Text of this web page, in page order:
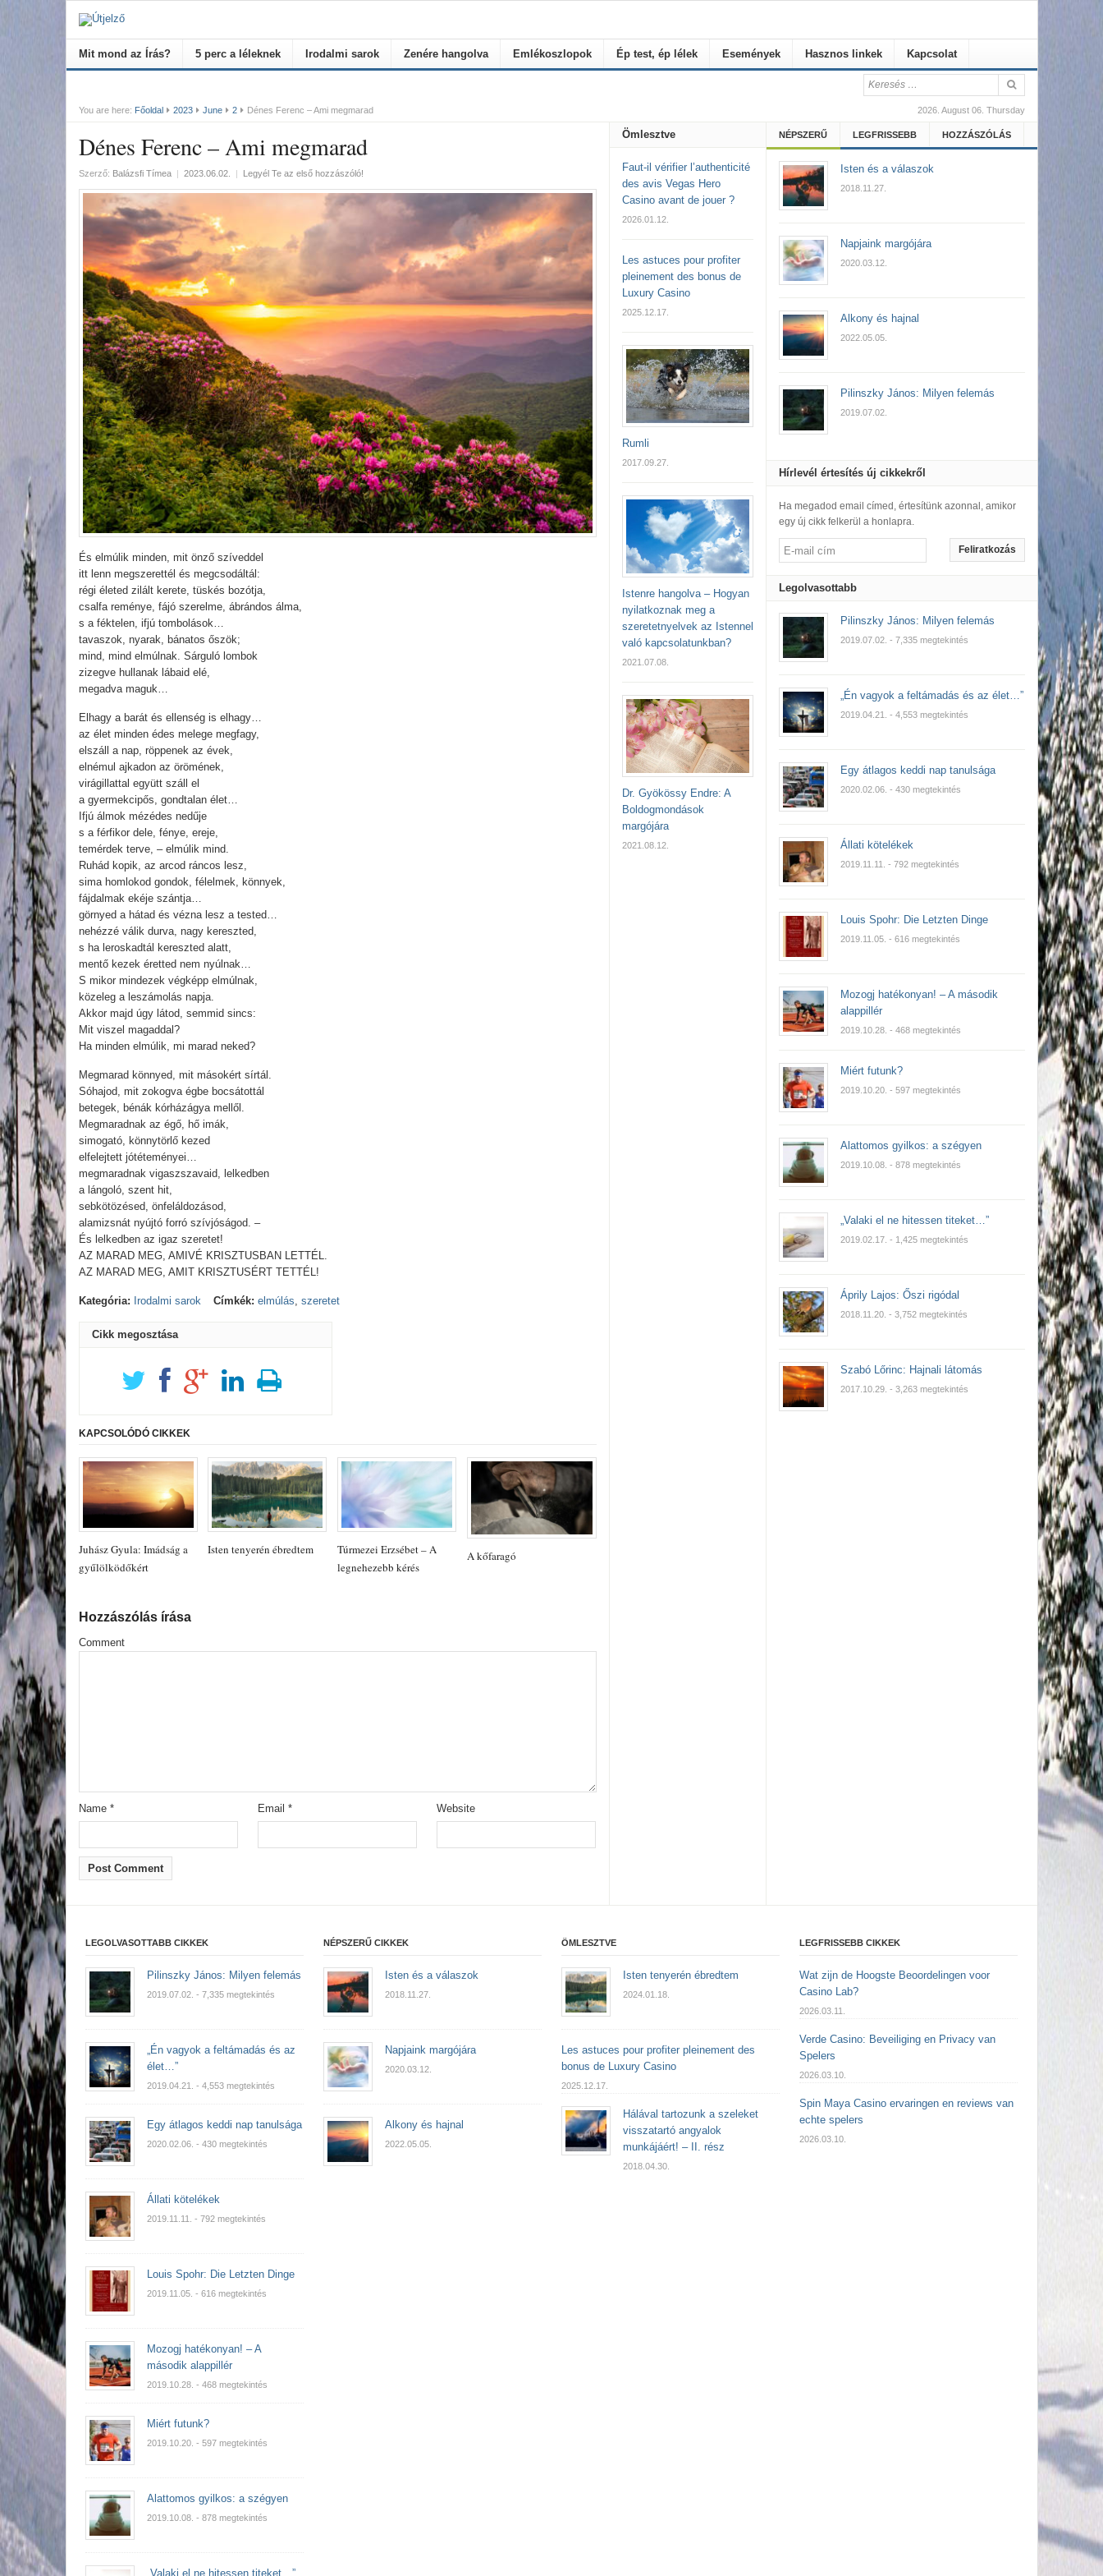
Mit mond az Írás? 5 perc a léleknek Irodalmi sarok Zenére hangolva Emlékoszlopok Ép test, ép lélek Események Hasznos linkek Kapcsolat
2026. August 06. Thursday
You are here: Főoldal 2023 June 2 Dénes Ferenc – Ami megmarad
Dénes Ferenc – Ami megmarad
Szerző: Balázsfi Tímea | 2023.06.02. | Legyél Te az első hozzászóló!
És elmúlik minden, mit önző szíveddel
itt lenn megszerettél és megcsodáltál:
régi életed zilált kerete, tüskés bozótja,
csalfa reménye, fájó szerelme, ábrándos álma,
s a féktelen, ifjú tombolások…
tavaszok, nyarak, bánatos őszök;
mind, mind elmúlnak. Sárguló lombok
zizegve hullanak lábaid elé,
megadva maguk…
Elhagy a barát és ellenség is elhagy…
az élet minden édes melege megfagy,
elszáll a nap, röppenek az évek,
elnémul ajkadon az örömének,
virágillattal együtt száll el
a gyermekcipős, gondtalan élet…
Ifjú álmok mézédes nedűje
s a férfikor dele, fénye, ereje,
temérdek terve, – elmúlik mind.
Ruhád kopik, az arcod ráncos lesz,
sima homlokod gondok, félelmek, könnyek,
fájdalmak ekéje szántja…
görnyed a hátad és vézna lesz a tested…
nehézzé válik durva, nagy kereszted,
s ha leroskadtál kereszted alatt,
mentő kezek éretted nem nyúlnak…
S mikor mindezek végképp elmúlnak,
közeleg a leszámolás napja.
Akkor majd úgy látod, semmid sincs:
Mit viszel magaddal?
Ha minden elmúlik, mi marad neked?
Megmarad könnyed, mit másokért sírtál.
Sóhajod, mit zokogva égbe bocsátottál
betegek, bénák kórházágya mellől.
Megmaradnak az égő, hő imák,
simogató, könnytörlő kezed
elfelejtett jótéteményei…
megmaradnak vigaszszavaid, lelkedben
a lángoló, szent hit,
sebkötözésed, önfeláldozásod,
alamizsnát nyújtó forró szívjóságod. –
És lelkedben az igaz szeretet!
AZ MARAD MEG, AMIVÉ KRISZTUSBAN LETTÉL.
AZ MARAD MEG, AMIT KRISZTUSÉRT TETTÉL!
Kategória: Irodalmi sarok Címkék: elmúlás, szeretet
Cikk megosztása
KAPCSOLÓDÓ CIKKEK
Juhász Gyula: Imádság a
gyűlölködőkért
Isten tenyerén ébredtem
Túrmezei Erzsébet – A
legnehezebb kérés
A kőfaragó
Hozzászólás írása
Comment
Name * Email * Website
Ömlesztve
Faut-il vérifier l’authenticité
des avis Vegas Hero
Casino avant de jouer ?
2026.01.12.
Les astuces pour profiter
pleinement des bonus de
Luxury Casino
2025.12.17.
Rumli
2017.09.27.
Istenre hangolva – Hogyan
nyilatkoznak meg a
szeretetnyelvek az Istennel
való kapcsolatunkban?
2021.07.08.
Dr. Gyökössy Endre: A
Boldogmondások
margójára
2021.08.12.
NÉPSZERŰ LEGFRISSEBB HOZZÁSZÓLÁS
Isten és a válaszok
2018.11.27.
Napjaink margójára
2020.03.12.
Alkony és hajnal
2022.05.05.
Pilinszky János: Milyen felemás
2019.07.02.
Hírlevél értesítés új cikkekről
Ha megadod email címed, értesítünk azonnal, amikor
egy új cikk felkerül a honlapra.
Feliratkozás
Legolvasottabb
Pilinszky János: Milyen felemás
2019.07.02. - 7,335 megtekintés
„Én vagyok a feltámadás és az élet…”
2019.04.21. - 4,553 megtekintés
Egy átlagos keddi nap tanulsága
2020.02.06. - 430 megtekintés
Állati kötelékek
2019.11.11. - 792 megtekintés
Louis Spohr: Die Letzten Dinge
2019.11.05. - 616 megtekintés
Mozogj hatékonyan! – A második
alappillér
2019.10.28. - 468 megtekintés
Miért futunk?
2019.10.20. - 597 megtekintés
Alattomos gyilkos: a szégyen
2019.10.08. - 878 megtekintés
„Valaki el ne hitessen titeket…”
2019.02.17. - 1,425 megtekintés
Áprily Lajos: Őszi rigódal
2018.11.20. - 3,752 megtekintés
Szabó Lőrinc: Hajnali látomás
2017.10.29. - 3,263 megtekintés
LEGOLVASOTTABB CIKKEK
Pilinszky János: Milyen felemás
2019.07.02. - 7,335 megtekintés
„Én vagyok a feltámadás és az
élet…”
2019.04.21. - 4,553 megtekintés
Egy átlagos keddi nap tanulsága
2020.02.06. - 430 megtekintés
Állati kötelékek
2019.11.11. - 792 megtekintés
Louis Spohr: Die Letzten Dinge
2019.11.05. - 616 megtekintés
Mozogj hatékonyan! – A
második alappillér
2019.10.28. - 468 megtekintés
Miért futunk?
2019.10.20. - 597 megtekintés
Alattomos gyilkos: a szégyen
2019.10.08. - 878 megtekintés
„Valaki el ne hitessen titeket…”
NÉPSZERŰ CIKKEK
Isten és a válaszok
2018.11.27.
Napjaink margójára
2020.03.12.
Alkony és hajnal
2022.05.05.
ÖMLESZTVE
Isten tenyerén ébredtem
2024.01.18.
Les astuces pour profiter pleinement des
bonus de Luxury Casino
2025.12.17.
Hálával tartozunk a szeleket
visszatartó angyalok
munkájáért! – II. rész
2018.04.30.
LEGFRISSEBB CIKKEK
Wat zijn de Hoogste Beoordelingen voor
Casino Lab?
2026.03.11.
Verde Casino: Beveiliging en Privacy van
Spelers
2026.03.10.
Spin Maya Casino ervaringen en reviews van
echte spelers
2026.03.10.